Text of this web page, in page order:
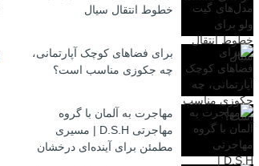
خطوط انتقال سیال
برای فضاهای کوچک آپارتمانی،
چه جکوزی مناسب است؟
مهاجرت به آلمان با گروه
مهاجرتی D.S.H | مسیری
مطمئن برای آینده‌ای درخشان